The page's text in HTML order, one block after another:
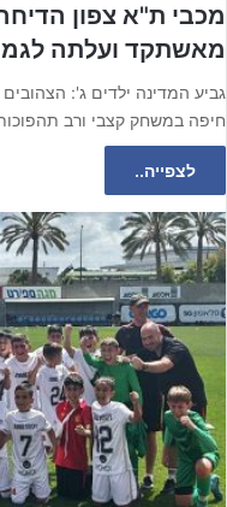
מכבי ת"א צפון
מאשתקד ועלתה
חיפה במשחק קצבי ורב
לצפייה..